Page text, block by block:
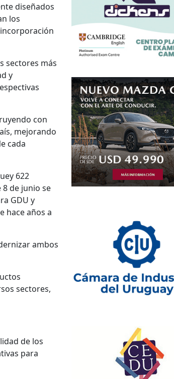
diseñados
los
sectores más
y
con
mejorando
cada
622
de junio se
GDU y
hace años a
ambos
sectores,
de los
para